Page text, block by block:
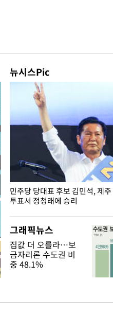
뉴시스Pic
민주당 당대표 후보 김민석, 제
투표서 정청래에 승리
그래픽뉴스
집값 더 오를라…보
금자리론 수도권 비
중 48.1%